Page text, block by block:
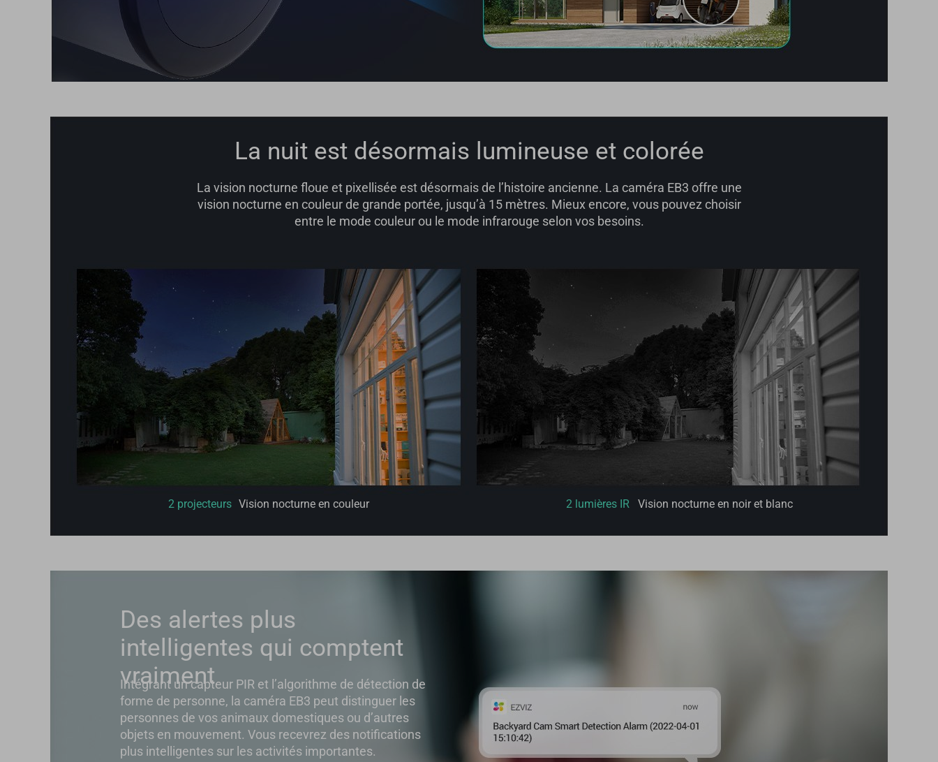
La nuit est désormais lumineuse et colorée
La vision nocturne floue et pixellisée est désormais de l’histoire ancienne. La caméra EB3 offre une
vision nocturne en couleur de grande portée, jusqu’à 15 mètres. Mieux encore, vous pouvez choisir
entre le mode couleur ou le mode infrarouge selon vos besoins.
2 projecteurs Vision nocturne en couleur 2 lumières IR Vision nocturne en noir et blanc
Des alertes plus
intelligentes qui comptent
vraiment
Intégrant un capteur PIR et l’algorithme de détection de
forme de personne, la caméra EB3 peut distinguer les
personnes de vos animaux domestiques ou d’autres
objets en mouvement. Vous recevrez des notifications
plus intelligentes sur les activités importantes.